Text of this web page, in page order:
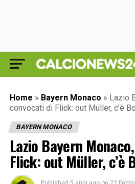
Home » Bayern Monaco » Lazio
convocati di Flick: out Müller, c’è
BAYERN MONACO
Lazio Bayern
Flick: out Müller, c’è